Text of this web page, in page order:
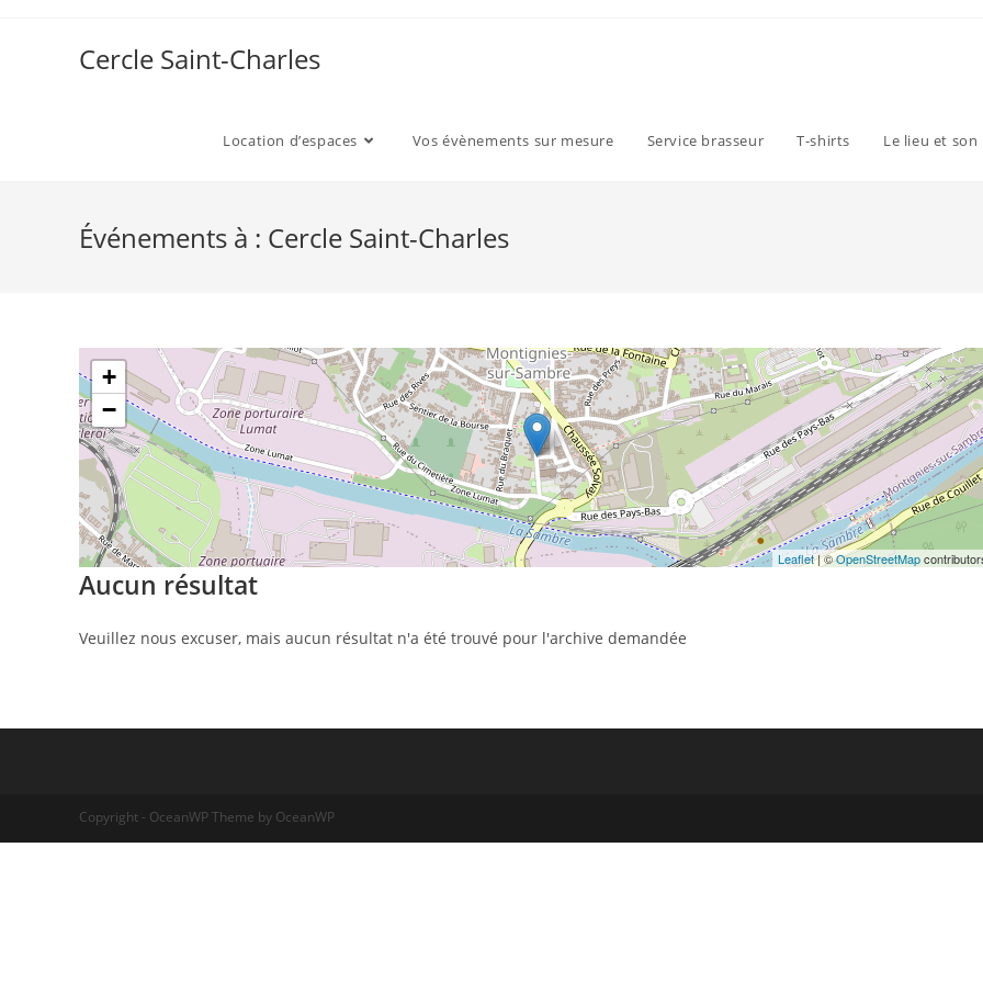
Cercle Saint-Charles
Location d’espaces Vos évènements sur mesure Service brasseur T-shirts Le lieu et
Événements à : Cercle Saint-Charles
+
−
Leaflet| ©OpenStreetMap
Aucun résultat
Veuillez nous excuser, mais aucun résultat n'a été trouvé pour l'archive demandée
Copyright - OceanWP Theme by OceanWP